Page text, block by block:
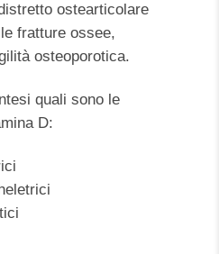
ostearticolare
fratture ossee,
osteoporotica.
quali sono le
D: